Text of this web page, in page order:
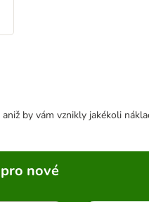
by vám vznikly jakékoli
nové